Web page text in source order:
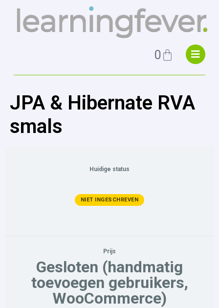
0
JPA & Hibernate RVA
smals
Huidige status
NIET INGESCHREVEN
Prijs
Gesloten (handmatig
toevoegen gebruikers,
WooCommerce)